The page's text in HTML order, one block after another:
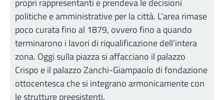
propri rappresentanti e prendeva le decisioni
politiche e amministrative per la città. L’area rimase
poco curata fino al 1879, ovvero fino a quando
terminarono i lavori di riqualificazione dell’intera
zona. Oggi sulla piazza si affacciano il palazzo
Crispo e il palazzo Zanchi-Giampaolo di fondazione
ottocentesca che si integrano armonicamente con
le strutture preesistenti.